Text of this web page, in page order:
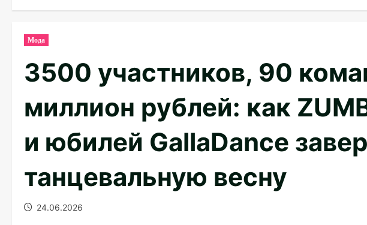
Мода
3500 участников, 90
миллион рублей: как
и юбилей GallaDance
танцевальную весну
24.06.2026